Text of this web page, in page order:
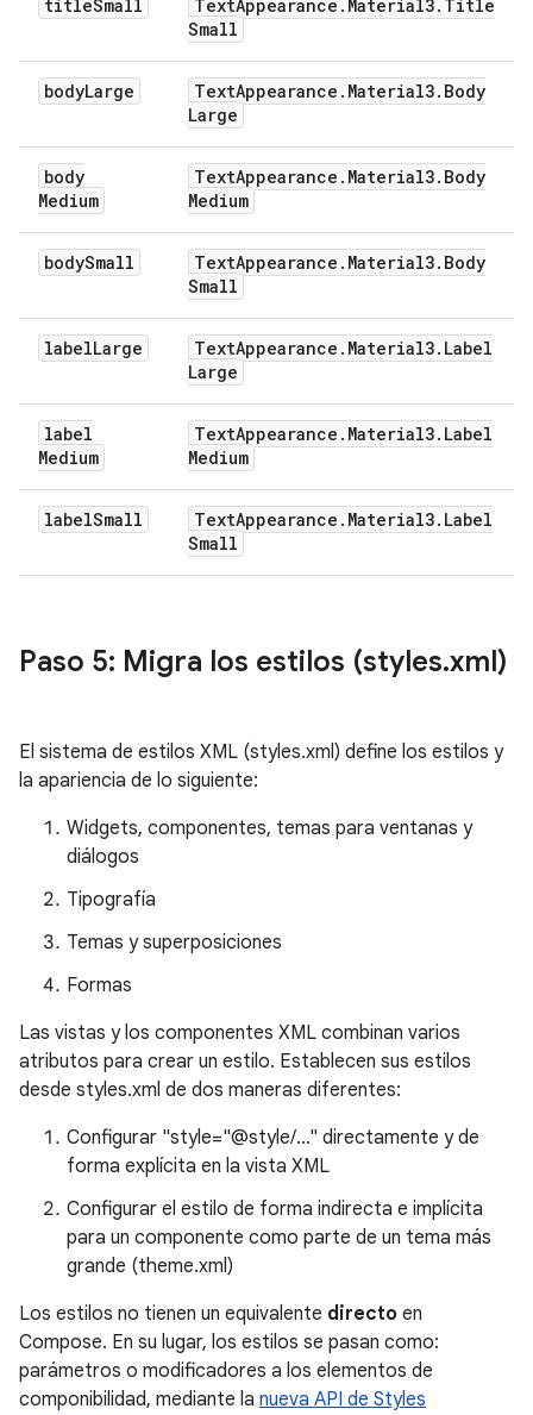
titleSmall TextAppearance . Material3. Title
Small
bodyLarge TextAppearance . Material3. Body
Large
body
Medium
TextAppearance . Material3. Body
Medium
bodySmall TextAppearance . Material3. Body
Small
labelLarge TextAppearance . Material3. Label
Large
label
Medium
TextAppearance . Material3. Label
Medium
labelSmall TextAppearance . Material3. Label
Small
Paso 5: Migra los estilos (styles.xml)
El sistema de estilos XML (styles.xml) define los estilos y
la apariencia de lo siguiente:
Widgets, componentes, temas para ventanas y
diálogos
Tipografía
Temas y superposiciones
Formas
Las vistas y los componentes XML combinan varios
atributos para crear un estilo. Establecen sus estilos
desde styles.xml de dos maneras diferentes:
Configurar "style="@style/..." directamente y de
forma explícita en la vista XML
Configurar el estilo de forma indirecta e implícita
para un componente como parte de un tema más
grande (theme.xml)
Los estilos no tienen un equivalente directo en
Compose. En su lugar, los estilos se pasan como:
parámetros o modificadores a los elementos de
componibilidad, mediante la nueva API de Styles